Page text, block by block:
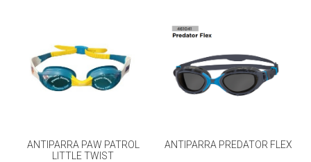
ANTIPARRA PAW PATROL
LITTLE TWIST
ANTIPARRA PREDATOR FLEX